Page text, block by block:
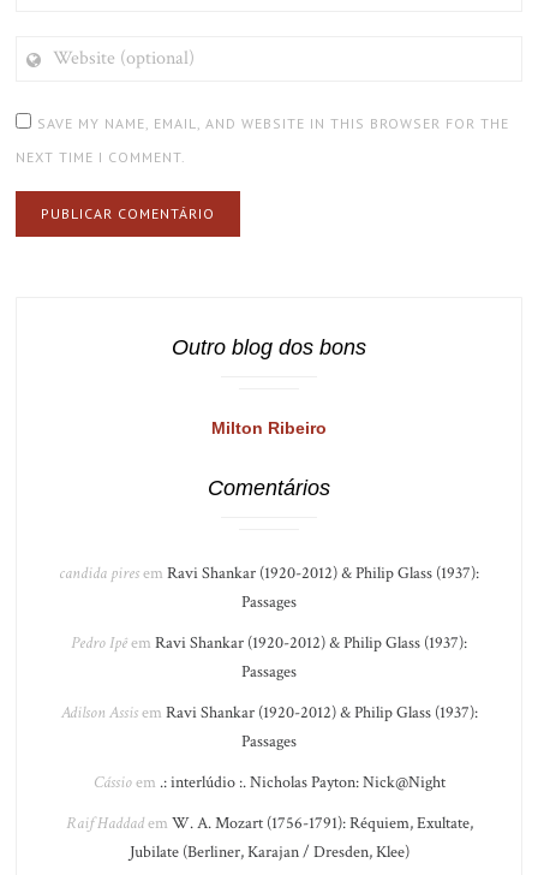
(OPTIONAL)
SAVE MY NAME, EMAIL, AND WEBSITE IN THIS BROWSER FOR THE
NEXT TIME I COMMENT.
Outro blog dos bons
Milton Ribeiro
Comentários
candida piresem Ravi Shankar (1920-2012) & Philip Glass (1937):
Passages
Pedro Ipêem Ravi Shankar (1920-2012) & Philip Glass (1937):
Passages
Adilson Assisem Ravi Shankar (1920-2012) & Philip Glass (1937):
Passages
Cássioem .: interlúdio :. Nicholas Payton: Nick@Night
Raif Haddadem W. A. Mozart (1756-1791): Réquiem, Exultate,
Jubilate (Berliner, Karajan / Dresden, Klee)